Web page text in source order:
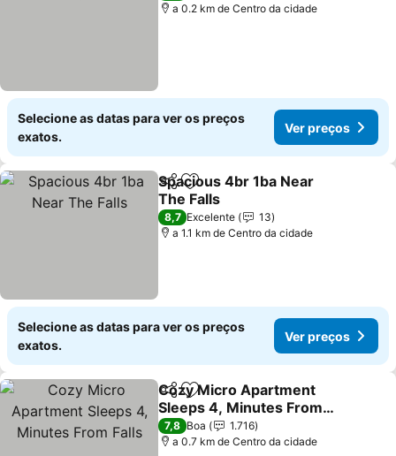
a 0.2 km de Centro da cidade
Selecione as datas para ver os preços
exatos.
Ver preços
PartilharAdicionar aos favoritos
Spacious 4br 1ba Near
The Falls
Ver preços
8,7 Excelente
13
a 1.1 km de Centro da cidade
Selecione as datas para ver os preços
exatos.
Ver preços
PartilharAdicionar aos favoritos
Cozy Micro Apartment
Sleeps 4, Minutes From
Falls
Ver preços
7,8 Boa
1.716
a 0.7 km de Centro da cidade